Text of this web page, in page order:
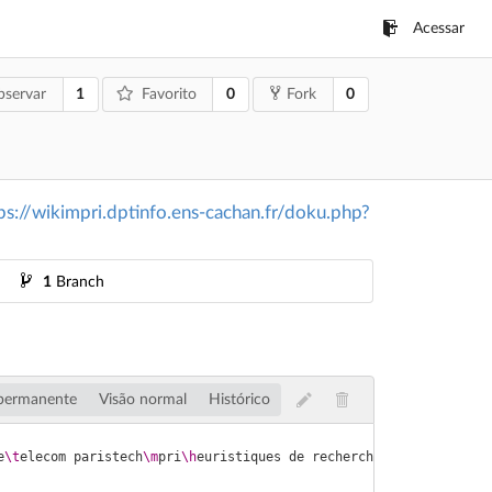
Acessar
1 Favorito 0 Fork 0
wikimpri.dptinfo.ens-cachan.fr/doku.php?
1 Branch
Visão normal Histórico
\telecom paristech\mpri\heuristiques de recherche